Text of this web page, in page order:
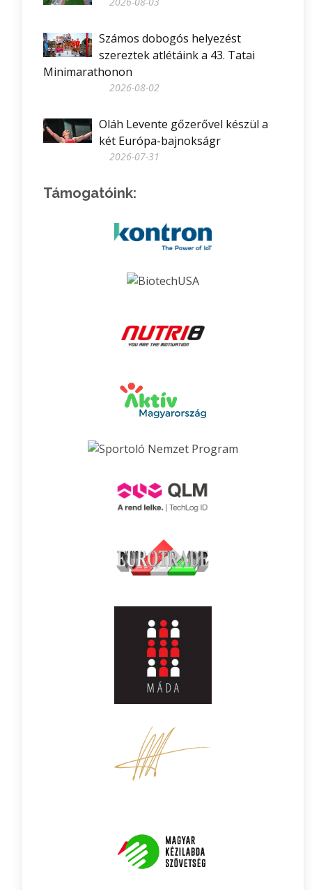
Számos dobogós helyezést
szereztek atlétáink a 43. Tatai
Minimarathonon
2026-08-02
Oláh Levente gőzerővel készül a
két Európa-bajnokságr
2026-07-31
Támogatóink: